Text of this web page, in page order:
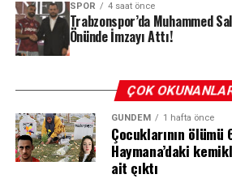
SPOR 4 saat önce
Trabzonspor’da Muhammed
Önünde İmzayı Attı!
ÇOK
GÜNDEM 1 hafta önce
Çocuklarının ölümü
Haymana’daki
ait çıktı